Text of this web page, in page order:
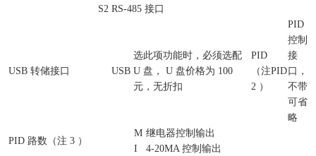
S2 RS-485 接口
USB 转储接口 USB
选此项功能时，必须选配
U 盘， U 盘价格为 100
元，无折扣
PID
（注
2 ）
PID
PID
控制
接
口，
不带
可省
略
PID 路数（注 3 ）
M 继电器控制输出
I
4-20MA 控制输出